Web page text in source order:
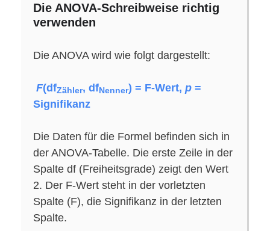
Die ANOVA-Schreibweise richtig
verwenden
Die ANOVA wird wie folgt dargestellt:
F(dfZähler, dfNenner) = F-Wert, p =
Signifikanz
Die Daten für die Formel befinden sich in
der ANOVA-Tabelle. Die erste Zeile in der
Spalte df (Freiheitsgrade) zeigt den Wert
2. Der F-Wert steht in der vorletzten
Spalte (F), die Signifikanz in der letzten
Spalte.